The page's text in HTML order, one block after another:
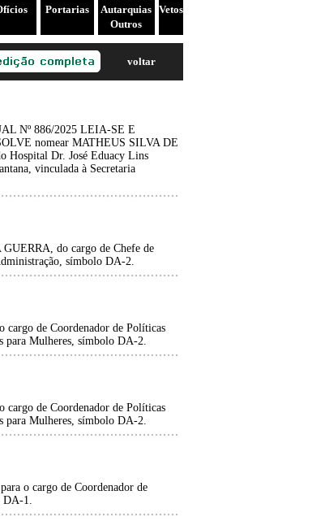
Portarias
Autarquias
Outros
Vetos
voltar
Nº 886/2025 LEIA-SE E
nomear MATHEUS SILVA DE
Hospital Dr. José Eduacy Lins
vinculada à Secretaria
do cargo de Chefe de
símbolo DA-2.
de Coordenador de Políticas
para Mulheres, símbolo DA-2.
de Coordenador de Políticas
para Mulheres, símbolo DA-2.
o cargo de Coordenador de
DA-1.